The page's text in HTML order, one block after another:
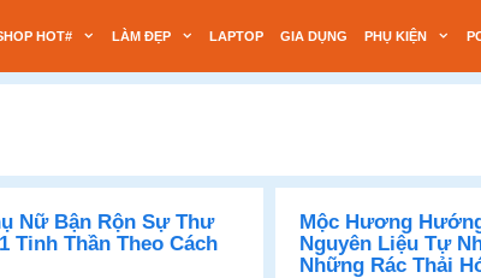
HOT# LÀM ĐẸP LAPTOP GIA DỤNG PHỤ KIỆN
Nữ Bận Rộn Sự Thư
Tinh Thần Theo Cách
Mộc Hương
Nguyên Liệu Tự
Những Rác Thải